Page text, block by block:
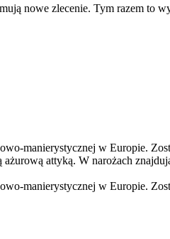
nowe zlecenie. Tym razem to
manierystycznej w Europie.
attyką. W narożach
manierystycznej w Europie.